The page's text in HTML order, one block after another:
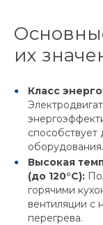
их
Класс
способствует
оборудования.
Высокая
(до 120°C):
горячими
вентиляции с
перегрева.